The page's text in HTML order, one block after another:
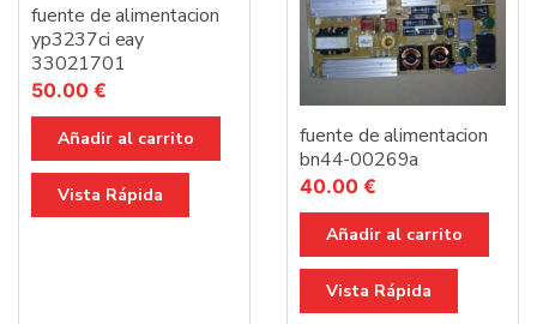
fuente de alimentacion
yp3237ci eay
33021701
50.00 €
Añadir al carrito
Vista Rápida
fuente de alimentacion
bn44-00269a
40.00 €
Añadir al carrito
Vista Rápida